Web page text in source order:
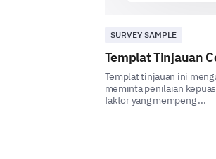
SURVEY SAMPLE
Templat Tinjauan
Templat tinjauan ini
meminta penilaian
faktor yang mempeng ...